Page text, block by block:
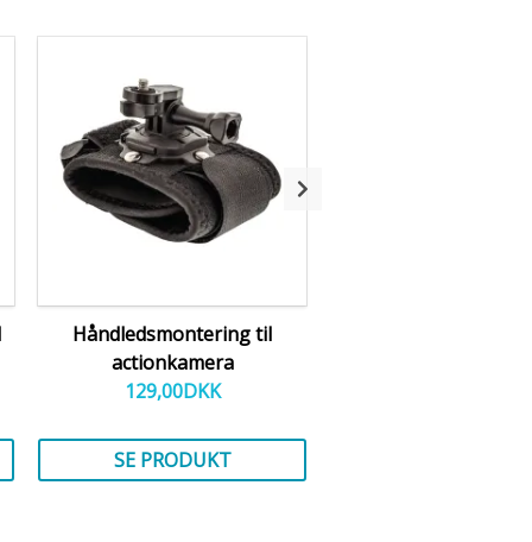
Håndledsmontering til
actionkamera
129,00DKK
SE PRODUKT